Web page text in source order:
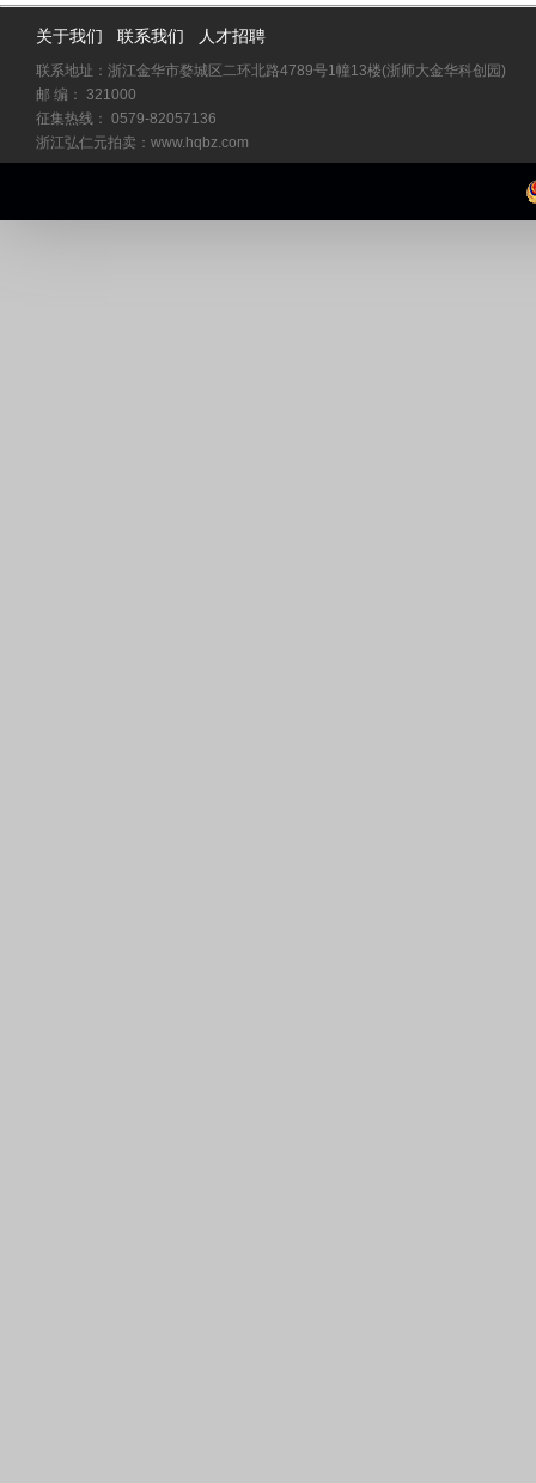
关于我们 联系我们 人才招聘
联系地址：浙江金华市婺城区二环北路4789号1幢13楼(浙师大金华科创园)
邮 编： 321000
征集热线： 0579-82057136
浙江弘仁元拍卖：www.hqbz.com